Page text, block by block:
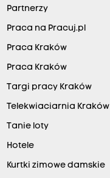
Partnerzy
Praca na Pracuj.pl
Praca Kraków
Praca Kraków
Targi pracy Kraków
Telekwiaciarnia Kraków
Tanie loty
Hotele
Kurtki zimowe damskie